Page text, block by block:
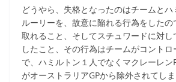
どうやら、失格となったのはチームとハ
ルーリーを、故意に陥れる行為をした
取れること、そしてスチュワードに対
したこと、その行為はチームがコントロ
で、ハミルトン１人でなくマクレーレ
がオーストラリアGPから除外されてし